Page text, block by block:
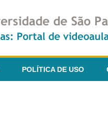
POLÍTICA DE USO